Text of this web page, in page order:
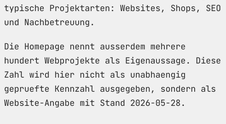
typische Projektarten: Websites, Shops, SEO
und Nachbetreuung.
Die Homepage nennt ausserdem mehrere
hundert Webprojekte als Eigenaussage. Diese
Zahl wird hier nicht als unabhaengig
gepruefte Kennzahl ausgegeben, sondern als
Website-Angabe mit Stand 2026-05-28.